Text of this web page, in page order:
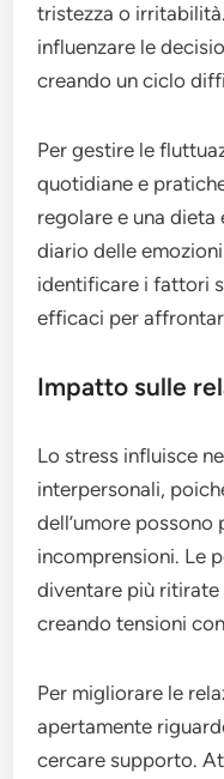
tristezza o
influenzare le
creando un ciclo
Per gestire le
quotidiane e
regolare e una
diario delle
identificare i fattori
efficaci per
Impatto sulle
Lo stress influisce
interpersonali,
dell’umore
incomprensioni. Le
diventare più
creando tensioni
Per migliorare le
apertamente
cercare supporto.